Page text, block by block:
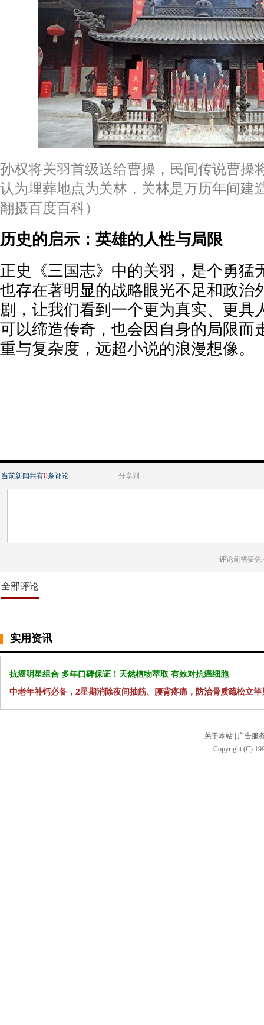
孙权将关羽首级送给曹操，民间传说曹操
认为埋葬地点为关林，关林是万历年间建
翻摄百度百科）
历史的启示：英雄的人性与局限
正史《三国志》中的关羽，是个勇猛
也存在著明显的战略眼光不足和政治
剧，让我们看到一个更为真实、更具
可以缔造传奇，也会因自身的局限而
重与复杂度，远超小说的浪漫想像。
当前新闻共有0条评论 分享到：
评论前需要先
全部评论
实用资讯
抗癌明星组合 多年口碑保证！天然植物萃取 有效对抗癌细胞
中老年补钙必备，2星期消除夜间抽筋、腰背疼痛，防治骨质疏松立竿
关于本站
广告服
Copyright (C)